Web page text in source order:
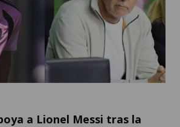
a Lionel Messi tras la